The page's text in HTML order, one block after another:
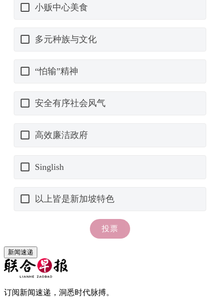
新闻速递
订阅新闻速递，洞悉时代脉搏。